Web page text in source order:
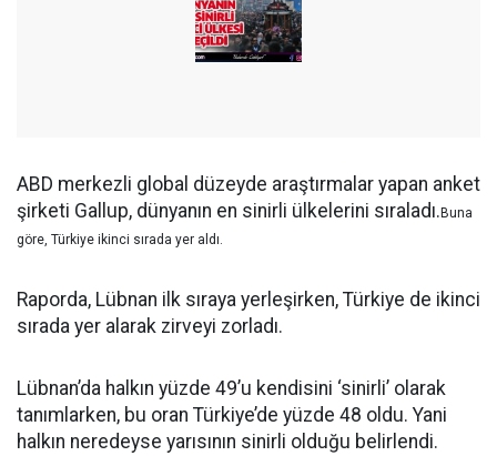
ABD merkezli global düzeyde araştırmalar yapan anket
şirketi Gallup, dünyanın en sinirli ülkelerini sıraladı. Buna
göre, Türkiye ikinci sırada yer aldı.
Raporda, Lübnan ilk sıraya yerleşirken, Türkiye de ikinci
sırada yer alarak zirveyi zorladı.
Lübnan’da halkın yüzde 49’u kendisini ‘sinirli’ olarak
tanımlarken, bu oran Türkiye’de yüzde 48 oldu. Yani
halkın neredeyse yarısının sinirli olduğu belirlendi.